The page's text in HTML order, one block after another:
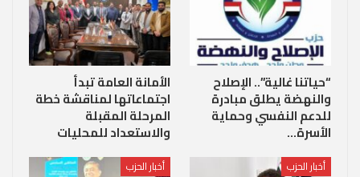
“حياتنا غالية”.. الإصلاح
والنهضة يطلق مبادرة
للدعم النفسي وحماية
الأسرة…
الأمانة العامة تبدأ
اجتماعاتها لمناقشة خطة
المرحلة المقبلة
والاستعداد للمحليات
أخبار الحزب أخبار الحزب